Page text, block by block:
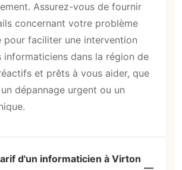
Assurez-vous de fournir
concernant votre problème
pour faciliter une intervention
informaticiens dans la région de
et prêts à vous aider, que
dépannage urgent ou un
d'un informaticien à Virton